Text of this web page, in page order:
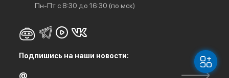
Пн-Пт с 8:30 до 16:30 (по мск)
Подпишись на наши новости: